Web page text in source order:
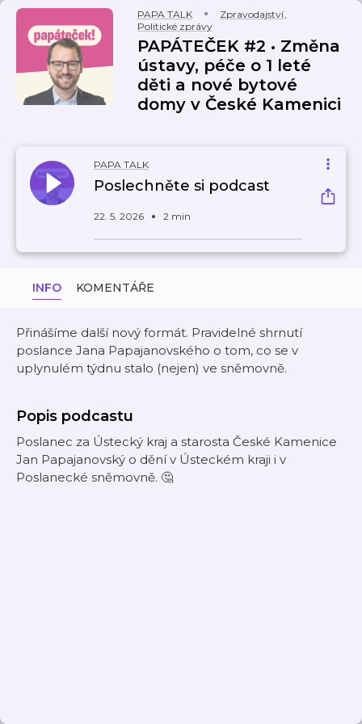
PAPA TALK Zpravodajství,
Politické zprávy
PAPÁTEČEK #2 • Změna
ústavy, péče o 1 leté
děti a nové bytové
domy v České Kamenici
PAPA TALK
Poslechněte si podcast
22. 5. 2026 2 min
INFO KOMENTÁŘE
Přinášíme další nový formát. Pravidelné shrnutí
poslance Jana Papajanovského o tom, co se v
uplynulém týdnu stalo (nejen) ve sněmovně.
Popis podcastu
Poslanec za Ústecký kraj a starosta České Kamenice
Jan Papajanovský o dění v Ústeckém kraji i v
Poslanecké sněmovně. 🤔